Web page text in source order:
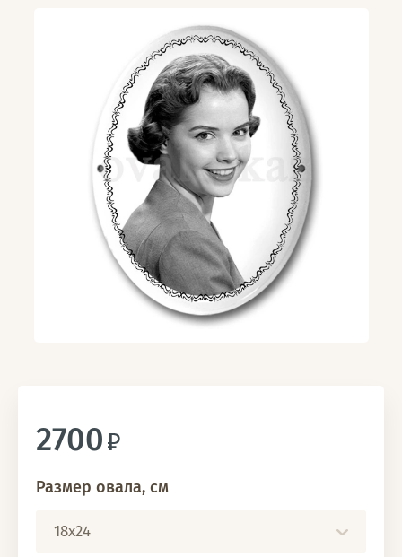
2700
Размер овала, см
18х24